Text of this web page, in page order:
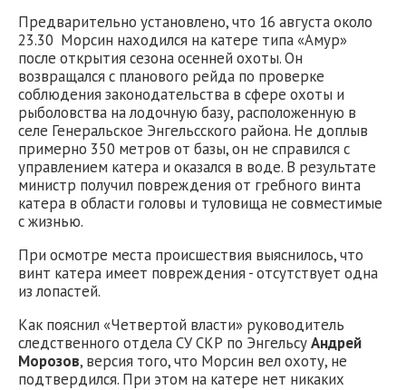
Предварительно установлено, что 16 августа около
23.30 Морсин находился на катере типа «Амур»
после открытия сезона осенней охоты. Он
возвращался с планового рейда по проверке
соблюдения законодательства в сфере охоты и
рыболовства на лодочную базу, расположенную в
селе Генеральское Энгельсского района. Не доплыв
примерно 350 метров от базы, он не справился с
управлением катера и оказался в воде. В результате
министр получил повреждения от гребного винта
катера в области головы и туловища не совместимые
с жизнью.
При осмотре места происшествия выяснилось, что
винт катера имеет повреждения - отсутствует одна
из лопастей.
Как пояснил «Четвертой власти» руководитель
следственного отдела СУ СКР по ЭнгельсуАндрей
Морозов, версия того, что Морсин вел охоту, не
подтвердился. При этом на катере нет никаких